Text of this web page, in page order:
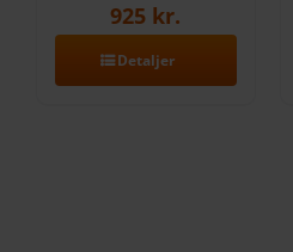
925 kr.
Detaljer